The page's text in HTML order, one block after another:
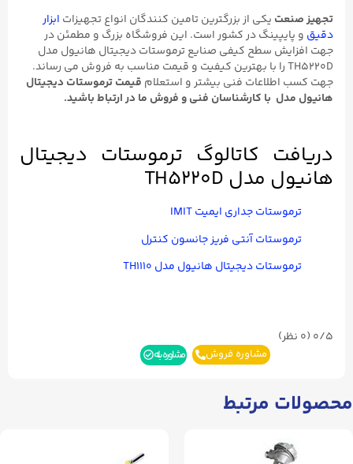
تجهیز صنعت یکی از بزرگترین تامین کنندگان انواع تجهیزات ابزار
دقیق و پایپینگ در کشور است. این فروشگاه بزرگ و مطمئن در
جهت افزایش سطح کیفی صنایع ترموستات دیجیتال هانیول مدل
TH5220D را با بهترین کیفیت و قیمت مناسب به فروش می رساند.
جهت کسب اطلاعات فنی بیشتر و استعلام قیمت ترموستات دیجیتال
هانیول مدل با کارشناسان فنی و فروش ما در ارتباط باشید.
دریافت کاتالوگ ترموستات دیجیتال
هانیول مدل TH5220D
ترموستات جداری ایمیت IMIT
ترموستات آنتی فریز جانسون کنترل
ترموستات دیجیتال هانیول مدل TH۱۱۱۰
0/5 (۰ نظر)
مشاوره فروش مشاوره بله
محصولات مرتبط